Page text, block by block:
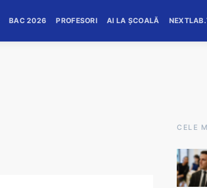
BAC 2026 PROFESORI AI LA ȘCOALĂ
CELE